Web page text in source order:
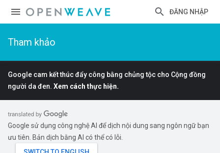
ĐĂNG NHẬP
Tham khảo
Google cam kết thúc đẩy công bằng chủng tộc cho Cộng đồng
người da đen. Xem cách thực hiện.
Google sử dụng công nghệ AI để dịch nội dung sang ngôn ngữ bạn
ưu tiên. Bản dịch bằng AI có thể có lỗi.